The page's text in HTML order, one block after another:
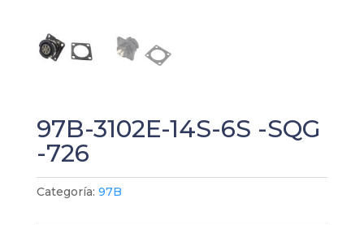
97B-3102E-14S-6S -SQG
-726
Categoría: 97B